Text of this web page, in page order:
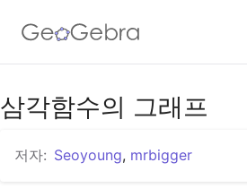
구글 클래스룸
지오지브라 클래스룸
삼각함수의 그래프
저자: Seoyoung, mrbigger